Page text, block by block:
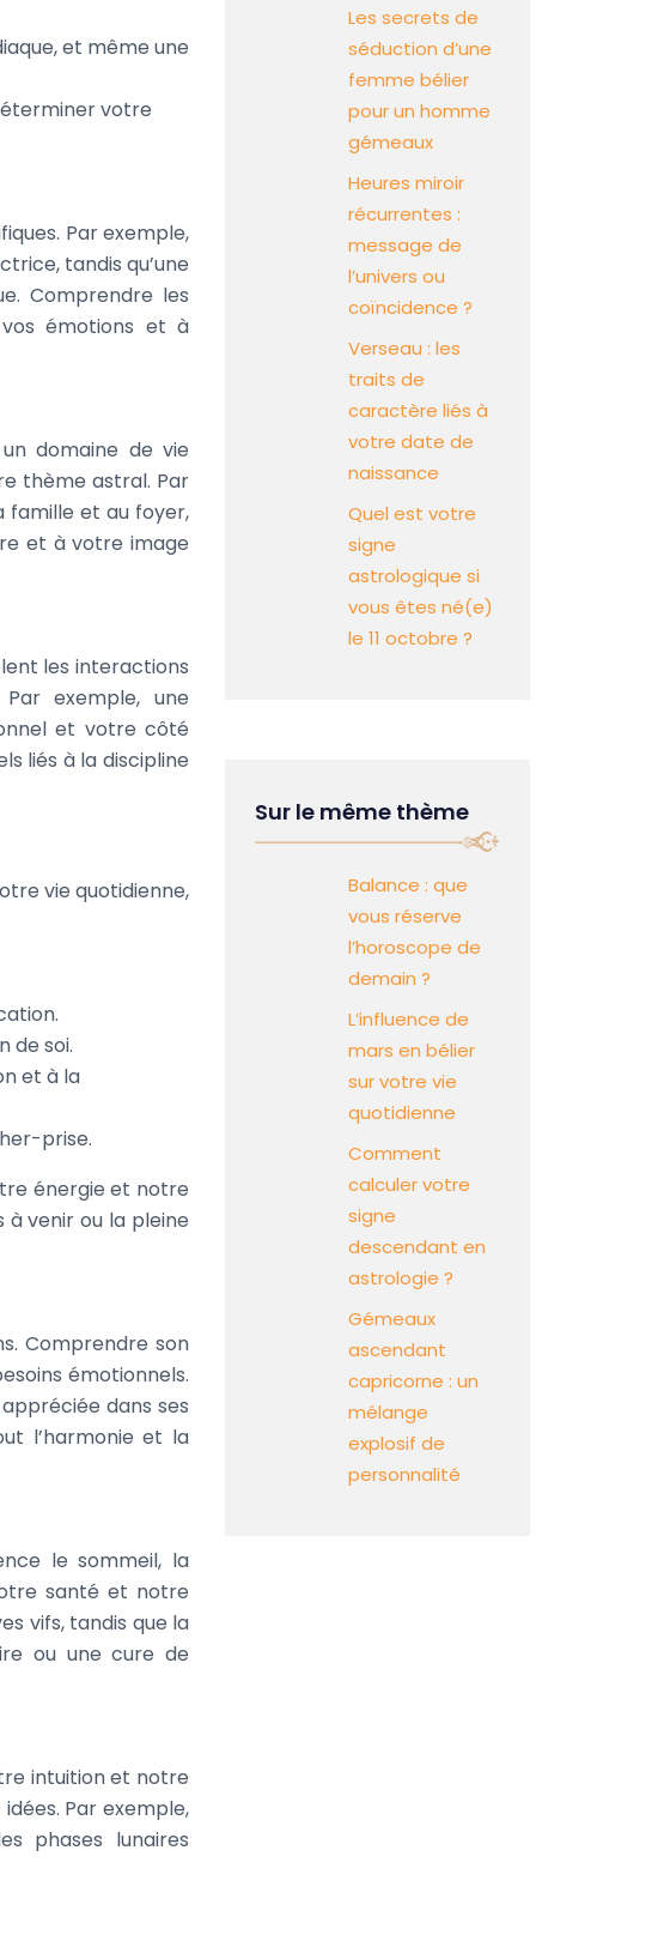
et même une
votre
Par exemple,
tandis qu’une
Comprendre les
émotions et à
domaine de vie
thème astral. Par
famille et au foyer,
et à votre image
les interactions
exemple, une
et votre côté
liés à la discipline
vie quotidienne,
de soi.
et à la
prise.
énergie et notre
venir ou la pleine
Comprendre son
émotionnels.
dans ses
l’harmonie et la
le sommeil, la
santé et notre
vifs, tandis que la
ou une cure de
intuition et notre
Par exemple,
phases lunaires
Les secrets de
séduction d’une
femme bélier
pour un homme
gémeaux
Heures miroir
récurrentes :
message de
l’univers ou
coïncidence ?
Verseau : les
traits de
caractère liés à
votre date de
naissance
Quel est votre
signe
astrologique si
vous êtes né(e)
le 11 octobre ?
Sur le même thème
Balance : que
vous réserve
l’horoscope de
demain ?
L’influence de
mars en bélier
sur votre vie
quotidienne
Comment
calculer votre
signe
descendant en
astrologie ?
Gémeaux
ascendant
capricorne : un
mélange
explosif de
personnalité